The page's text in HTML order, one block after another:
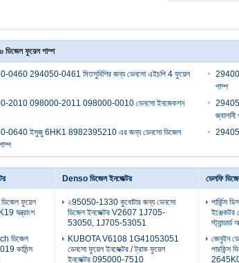
ডিজেল ফুয়েল পাম্প
0460 294050-0461 মিতসুবিশির জন্য ডেনসো এইচপি 4 ফুয়েল
পাম্প
2010 098000-2011 098000-0010 ডেনসো ইনজেকশন
জ্বালানী
0640 ইসুজু 6HK1 8982395210 এর জন্য ডেনসো ডিজেল
ফুয়েল
যন্ত্রাংশ
ডিজেল
কামিন্স
Denso ডিজেল ইনজেক্টর
২95050-1330 কুবোটার জন্য ডেনসো
ডিজেল ইনজেক্টর V2607 1J705-
53050, 1J705-53051
KUBOTA V6108 1G41053051
ডেনসো ফুয়েল ইনজেক্টর / ট্রাক ফুয়েল
ইনজেক্টর 095000-7510
ডেলফি
পার্কিন্স
জেনুইন